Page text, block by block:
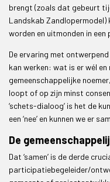
brengt (zoals dat gebeurt
Landskab Zandlopermodel)
worden en uitmonden in
De ervaring met
kan werken: wat is er wél
gemeenschappelijke
loopt of op zijn minst
‘schets-dialoog’ is het de
een ‘nee’ en kunnen we er
De
Dat ‘samen’ is de derde
participatiebegeleider/